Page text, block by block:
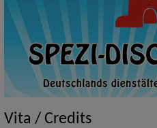
Vita / Credits